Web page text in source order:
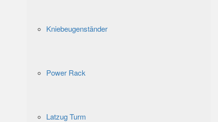
Kniebeugenständer
Power Rack
Latzug Turm